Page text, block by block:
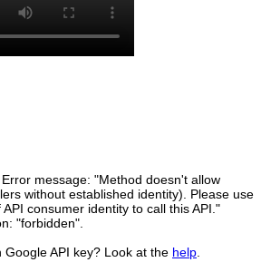
message: "Method doesn't allow
without established identity). Please use
consumer identity to call this API."
"forbidden".
API key? Look at the help